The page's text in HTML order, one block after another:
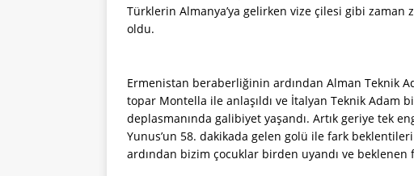
Türklerin Almanya’ya gelirken vize çilesi gibi zaman
oldu.
Ermenistan beraberliğinin ardından Alman Teknik
topar Montella ile anlaşıldı ve İtalyan Teknik Adam
deplasmanında galibiyet yaşandı. Artık geriye tek
Yunus’un 58. dakikada gelen golü ile fark
ardından bizim çocuklar birden uyandı ve beklenen